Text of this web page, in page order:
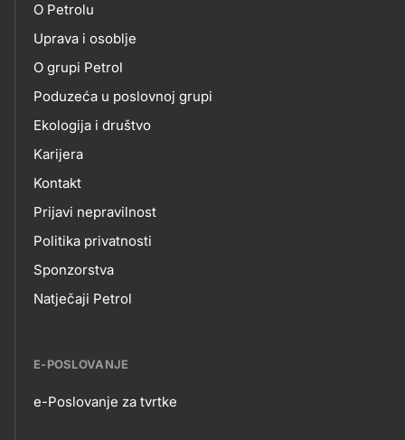
skupno.footer-
title???
O
NAMA
O Petrolu
Uprava i osoblje
O grupi Petrol
Poduzeća u poslovnoj grupi
Ekologija i društvo
Karijera
Kontakt
Prijavi nepravilnost
Politika privatnosti
Sponzorstva
Natječaji Petrol
E-POSLOVANJE
e-Poslovanje za tvrtke